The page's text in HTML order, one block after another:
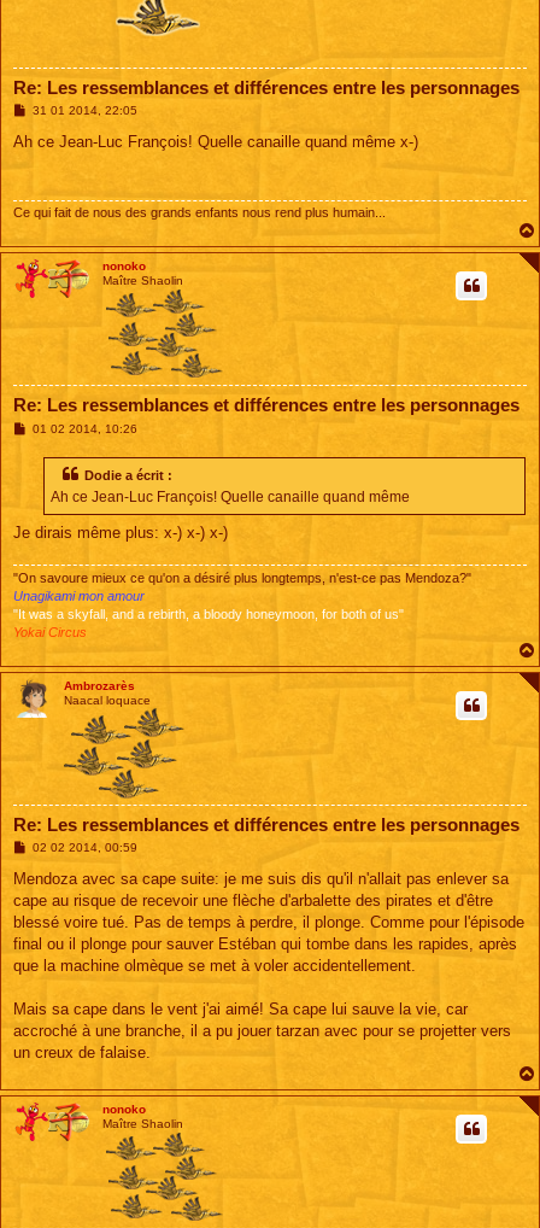
Re: Les ressemblances et différences entre les personnages
M
s
31 01 2014, 22:05
Ah ce Jean-Luc François! Quelle canaille quand même x-)
Ce qui fait de nous des grands enfants nous rend plus humain...
nonoko
Maître Shaolin
Re: Les ressemblances et différences entre les personnages
M01 02 2014, 10:26
Dodie a écrit :
Ah ce Jean-Luc François! Quelle canaille quand même
Je dirais même plus: x-) x-) x-)
"On savoure mieux ce qu'on a désiré plus longtemps, n'est-ce pas Mendoza?"
Unagikami mon amour
"It was a skyfall, and a rebirth, a bloody honeymoon, for both of us"
Yokai Circus
Ambrozarès
Naacal loquace
Re: Les ressemblances et différences entre les personnages
M
s
a
g
02 02 2014, 00:59
Mendoza avec sa cape suite: je me suis dis qu'il n'allait pas enlever sa
cape au risque de recevoir une flèche d'arbalette des pirates et d'être
blessé voire tué. Pas de temps à perdre, il plonge. Comme pour l'épisode
final ou il plonge pour sauver Estéban qui tombe dans les rapides, après
que la machine olmèque se met à voler accidentellement.
Mais sa cape dans le vent j'ai aimé! Sa cape lui sauve la vie, car
accroché à une branche, il a pu jouer tarzan avec pour se projetter vers
un creux de falaise.
nonoko
Maître Shaolin